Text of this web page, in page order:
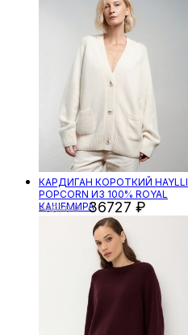
КАРДИГАН КОРОТКИЙ HAYLLI
POPCORN ИЗ 100% ROYAL
КАШЕМИРА
48970 36727